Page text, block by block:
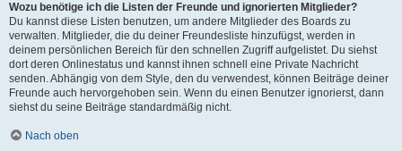
Wozu benötige ich die Listen der Freunde und ignorierten Mitglieder?
Du kannst diese Listen benutzen, um andere Mitglieder des Boards zu
verwalten. Mitglieder, die du deiner Freundesliste hinzufügst, werden in
deinem persönlichen Bereich für den schnellen Zugriff aufgelistet. Du siehst
dort deren Onlinestatus und kannst ihnen schnell eine Private Nachricht
senden. Abhängig von dem Style, den du verwendest, können Beiträge deiner
Freunde auch hervorgehoben sein. Wenn du einen Benutzer ignorierst, dann
siehst du seine Beiträge standardmäßig nicht.
Nach oben